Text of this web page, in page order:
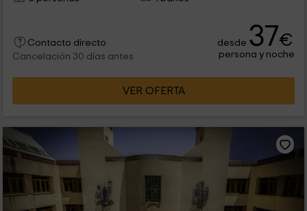
Contacto directo
Cancelación 30 días antes
desde 37€
persona y noche
VER OFERTA